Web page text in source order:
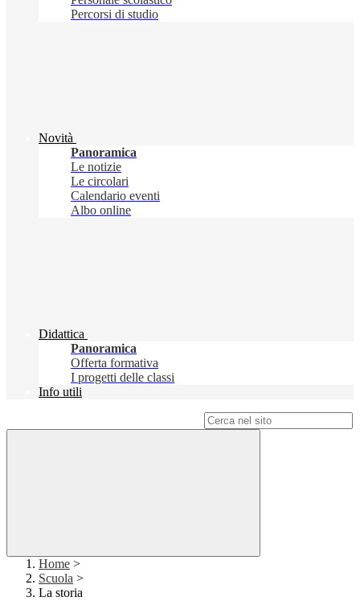
Percorsi di studio
Novità
Panoramica
Le notizie
Le circolari
Calendario eventi
Albo online
Didattica
Panoramica
Offerta formativa
I progetti delle classi
Info utili
Home >
Scuola >
La storia